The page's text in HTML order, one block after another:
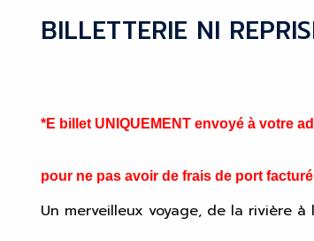
BILLETTERIE NI
*E billet UNIQUEMENT envoyé à votre
pour ne pas avoir de frais de port
Un merveilleux voyage, de la rivière à